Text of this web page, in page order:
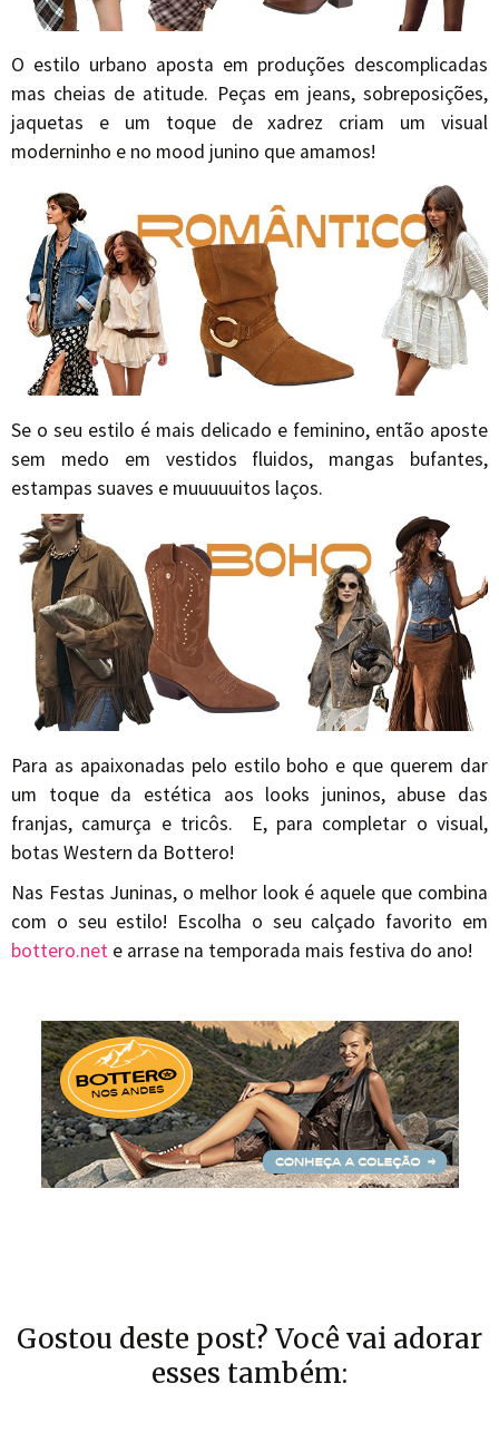
O estilo urbano aposta em produções descomplicadas
mas cheias de atitude. Peças em jeans, sobreposições,
jaquetas e um toque de xadrez criam um visual
moderninho e no mood junino que amamos!
Se o seu estilo é mais delicado e feminino, então aposte
sem medo em vestidos fluidos, mangas bufantes,
estampas suaves e muuuuuitos laços.
Para as apaixonadas pelo estilo boho e que querem dar
um toque da estética aos looks juninos, abuse das
franjas, camurça e tricôs. E, para completar o visual,
botas Western da Bottero!
Nas Festas Juninas, o melhor look é aquele que combina
com o seu estilo! Escolha o seu calçado favorito em
bottero.net e arrase na temporada mais festiva do ano!
Gostou deste post? Você vai adorar
esses também: